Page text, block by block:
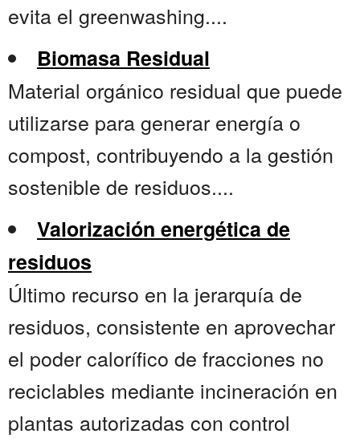
evita el greenwashing....
Biomasa Residual
Material orgánico residual que puede
utilizarse para generar energía o
compost, contribuyendo a la gestión
sostenible de residuos....
Valorización energética de
residuos
Último recurso en la jerarquía de
residuos, consistente en aprovechar
el poder calorífico de fracciones no
reciclables mediante incineración en
plantas autorizadas con control